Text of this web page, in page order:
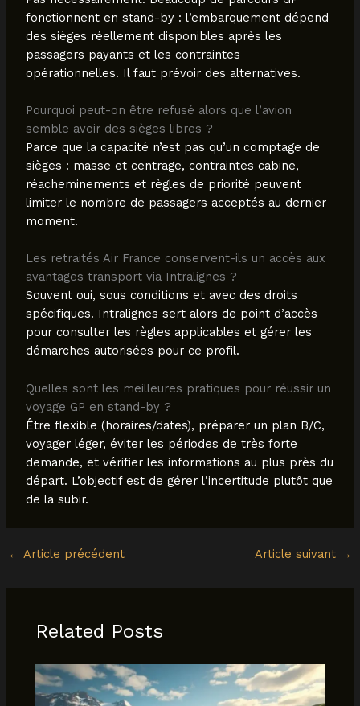
fonctionnent en stand-by : l’embarquement dépend
des sièges réellement disponibles après les
passagers payants et les contraintes
opérationnelles. Il faut prévoir des alternatives.
Pourquoi peut-on être refusé alors que l’avion
semble avoir des sièges libres ?
Parce que la capacité n’est pas qu’un comptage de
sièges : masse et centrage, contraintes cabine,
réacheminements et règles de priorité peuvent
limiter le nombre de passagers acceptés au dernier
moment.
Les retraités Air France conservent-ils un accès aux
avantages transport via Intralignes ?
Souvent oui, sous conditions et avec des droits
spécifiques. Intralignes sert alors de point d’accès
pour consulter les règles applicables et gérer les
démarches autorisées pour ce profil.
Quelles sont les meilleures pratiques pour réussir un
voyage GP en stand-by ?
Être flexible (horaires/dates), préparer un plan B/C,
voyager léger, éviter les périodes de très forte
demande, et vérifier les informations au plus près du
départ. L’objectif est de gérer l’incertitude plutôt que
de la subir.
← Article précédent Article suivant →
Related Posts